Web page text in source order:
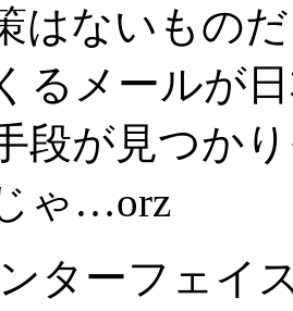
はないもの
るメールが
段が見つか
ゃ…orz
ターフェイ